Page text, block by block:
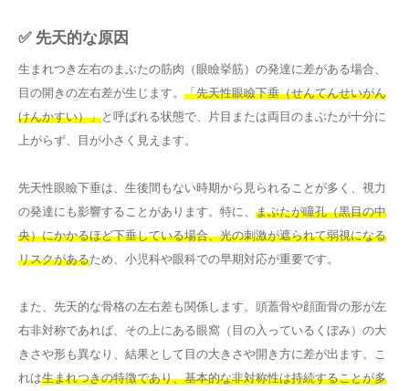
✅ 先天的な原因
生まれつき左右のまぶたの筋肉（眼瞼挙筋）の発達に差がある場合、
目の開きの左右差が生じます。 「先天性眼瞼下垂（せんてんせいがん
けんかすい）」と呼ばれる状態で、片目または両目のまぶたが十分に
上がらず、目が小さく見えます。
先天性眼瞼下垂は、生後間もない時期から見られることが多く、視力
の発達にも影響することがあります。特に、 まぶたが瞳孔（黒目の中
央）にかかるほど下垂している場合、光の刺激が遮られて弱視になる
リスクがあるため、小児科や眼科での早期対応が重要です。
また、先天的な骨格の左右差も関係します。頭蓋骨や顔面骨の形が左
右非対称であれば、その上にある眼窩（目の入っているくぼみ）の大
きさや形も異なり、結果として目の大きさや開き方に差が出ます。こ
れは生まれつきの特徴であり、基本的な非対称性は持続することが多